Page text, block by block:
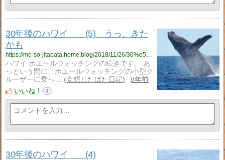
30年後のハワイ (5) うっ、きた
かも
ハワイ ホエールウォッチングの続きです。 あ
っという間に、ホエールウォッチングの小型ク
ルーザーに乗っ…
妄想じたばた日記
8年前
いいね！
4
30年後のハワイ (4)